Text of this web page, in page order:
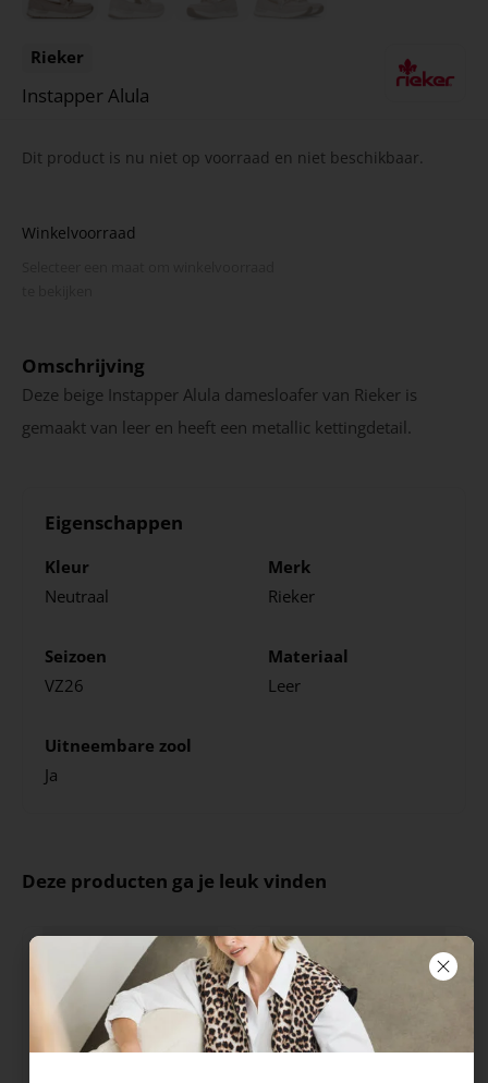
Rieker
Instapper Alula
Dit product is nu niet op voorraad en niet beschikbaar.
Winkelvoorraad
Omschrijving
Deze beige Instapper Alula damesloafer van Rieker is
gemaakt van leer en heeft een metallic kettingdetail.
Eigenschappen
Kleur
Neutraal
Merk
Rieker
Seizoen
VZ26
Materiaal
Leer
Uitneembare zool
Ja
Deze producten ga je leuk vinden